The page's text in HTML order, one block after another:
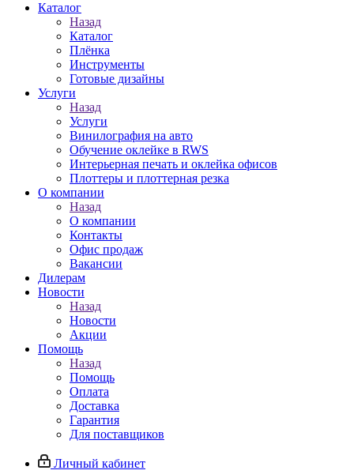
Каталог
Назад
Каталог
Плёнка
Инструменты
Готовые дизайны
Услуги
Назад
Услуги
Винилография на авто
Обучение оклейке в RWS
Интерьерная печать и оклейка офисов
Плоттеры и плоттерная резка
О компании
Назад
О компании
Контакты
Офис продаж
Вакансии
Дилерам
Новости
Назад
Новости
Акции
Помощь
Назад
Помощь
Оплата
Доставка
Гарантия
Для поставщиков
Личный кабинет